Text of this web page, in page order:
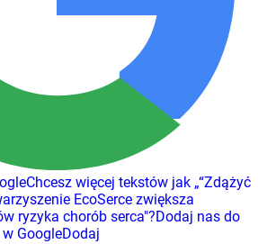
Chcesz więcej tekstów jak „“Zdążyć
EcoSerce zwiększa
ryzyka chorób serca"?Dodaj nas do
GoogleDodaj